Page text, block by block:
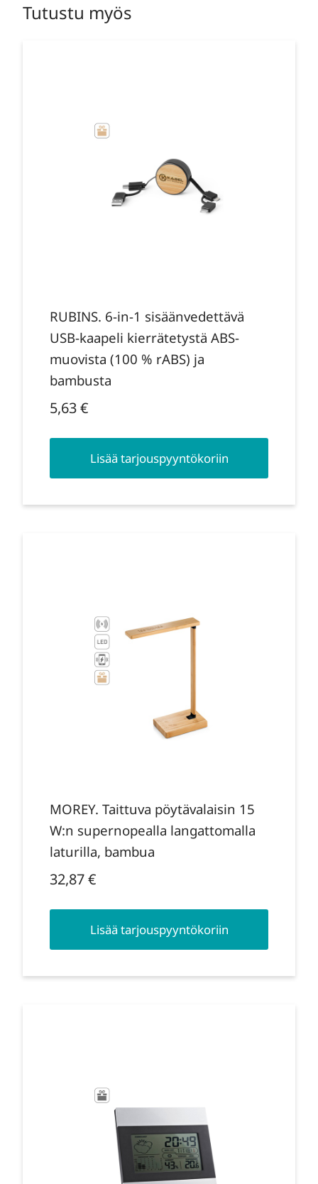
Tutustu myös
RUBINS. 6-in-1 sisäänvedettävä
USB-kaapeli kierrätetystä ABS-
muovista (100 % rABS) ja
bambusta
5,63€
Lisää tarjouspyyntökoriin
MOREY. Taittuva pöytävalaisin 15
W:n supernopealla langattomalla
laturilla, bambua
32,87€
Lisää tarjouspyyntökoriin